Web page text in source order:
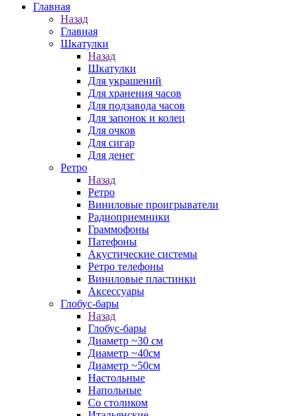
Главная
Назад
Главная
Шкатулки
Назад
Шкатулки
Для украшений
Для хранения часов
Для подзавода часов
Для запонок и колец
Для очков
Для сигар
Для денег
Ретро
Назад
Ретро
Виниловые проигрыватели
Радиоприемники
Граммофоны
Патефоны
Акустические системы
Ретро телефоны
Виниловые пластинки
Аксессуары
Глобус-бары
Назад
Глобус-бары
Диаметр ~30 см
Диаметр ~40см
Диаметр ~50см
Настольные
Напольные
Со столиком